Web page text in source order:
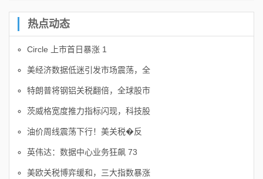
热点动态
Circle 上市首日暴涨 1
美经济数据低迷引发市场震荡，全
特朗普将钢铝关税翻倍，全球股市
茨威格宽度推力指标闪现，科技股
油价周线震荡下行！美关税�反
英伟达：数据中心业务狂飙 73
美欧关税博弈缓和，三大指数暴涨